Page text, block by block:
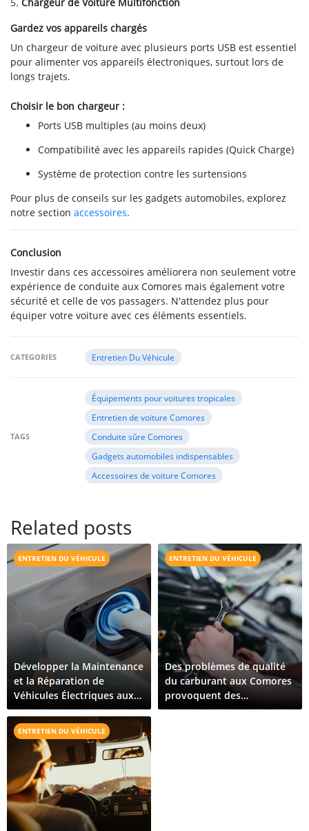
Gardez vos appareils chargés
Un chargeur de voiture avec plusieurs ports USB est essentiel
pour alimenter vos appareils électroniques, surtout lors de
longs trajets.
Choisir le bon chargeur :
Ports USB multiples (au moins deux)
Compatibilité avec les appareils rapides (Quick Charge)
Système de protection contre les surtensions
Pour plus de conseils sur les gadgets automobiles, explorez
notre section accessoires.
Conclusion
Investir dans ces accessoires améliorera non seulement votre
expérience de conduite aux Comores mais également votre
sécurité et celle de vos passagers. N'attendez plus pour
équiper votre voiture avec ces éléments essentiels.
CATEGORIES Entretien Du Véhicule
TAGS
Équipements pour voitures tropicales
Entretien de voiture Comores
Conduite sûre Comores
Gadgets automobiles indispensables
Accessoires de voiture Comores
Related posts
ENTRETIEN DU VÉHICULE
Développer la Maintenance
et la Réparation de
Véhicules Électriques aux
Comores : Ce Qu'il Faut
Pour Croître
ENTRETIEN DU VÉHICULE
Des problèmes de qualité
du carburant aux Comores
provoquent des
dysfonctionnements de
ENTRETIEN DU VÉHICULE